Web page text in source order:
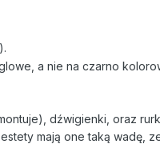
).
a nie na czarno
dźwigienki, oraz
mają one taką wadę,